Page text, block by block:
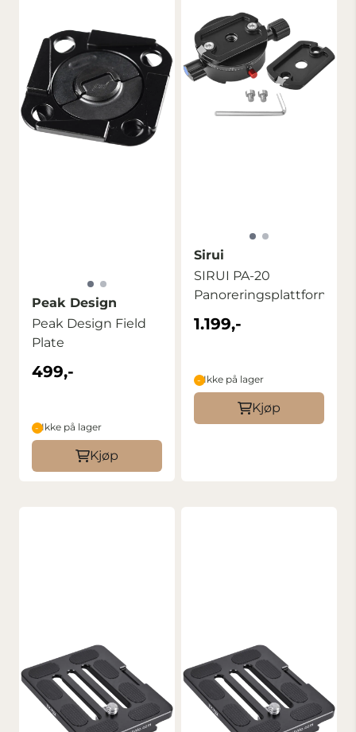
Peak Design
Peak Design Field
Plate
499,-
Ikke på lager
Kjøp
Sirui
SIRUI PA-20
Panoreringsplattform
1.199,-
Ikke på lager
Kjøp